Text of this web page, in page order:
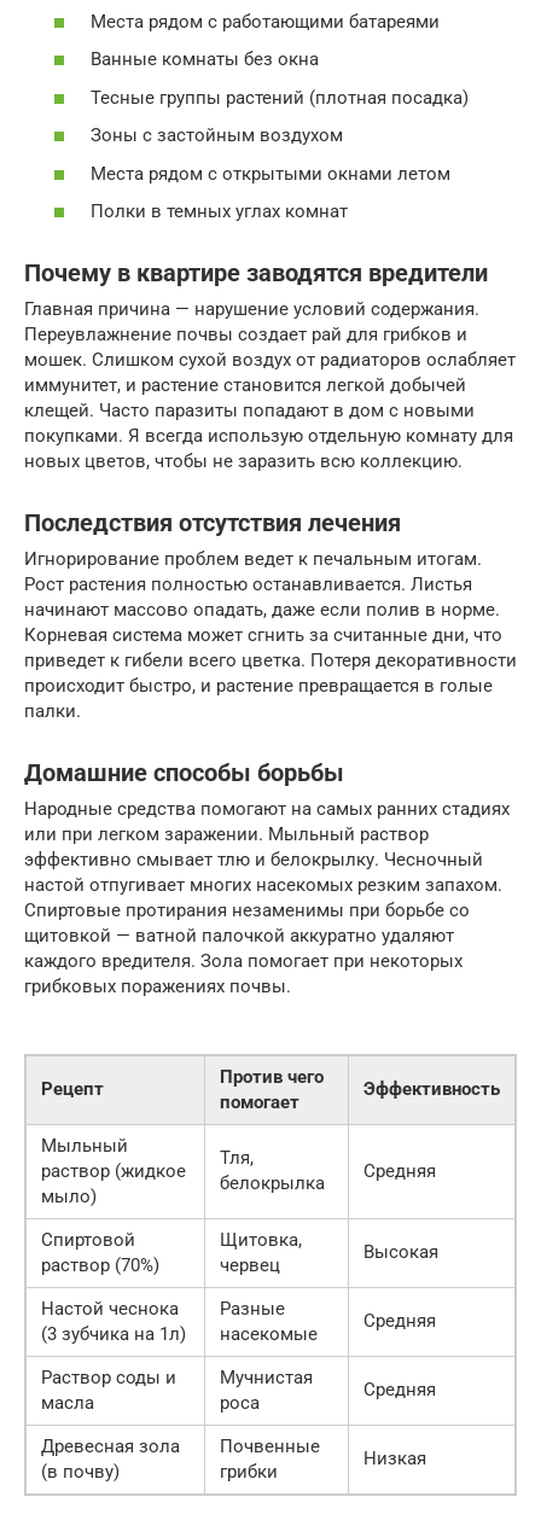
Места рядом с работающими батареями
Ванные комнаты без окна
Тесные группы растений (плотная посадка)
Зоны с застойным воздухом
Места рядом с открытыми окнами летом
Полки в темных углах комнат
Почему в квартире заводятся вредители
Главная причина — нарушение условий содержания.
Переувлажнение почвы создает рай для грибков и
мошек. Слишком сухой воздух от радиаторов ослабляет
иммунитет, и растение становится легкой добычей
клещей. Часто паразиты попадают в дом с новыми
покупками. Я всегда использую отдельную комнату для
новых цветов, чтобы не заразить всю коллекцию.
Последствия отсутствия лечения
Игнорирование проблем ведет к печальным итогам.
Рост растения полностью останавливается. Листья
начинают массово опадать, даже если полив в норме.
Корневая система может сгнить за считанные дни, что
приведет к гибели всего цветка. Потеря декоративности
происходит быстро, и растение превращается в голые
палки.
Домашние способы борьбы
Народные средства помогают на самых ранних стадиях
или при легком заражении. Мыльный раствор
эффективно смывает тлю и белокрылку. Чесночный
настой отпугивает многих насекомых резким запахом.
Спиртовые протирания незаменимы при борьбе со
щитовкой — ватной палочкой аккуратно удаляют
каждого вредителя. Зола помогает при некоторых
грибковых поражениях почвы.
Рецепт
Против чего
помогает
Эффективность
Мыльный
раствор (жидкое
мыло)
Тля,
белокрылка
Средняя
Спиртовой
раствор (70%)
Щитовка,
червец
Высокая
Настой чеснока
(3 зубчика на 1л)
Разные
насекомые
Средняя
Раствор соды и
масла
Мучнистая
роса
Средняя
Древесная зола
(в почву)
Почвенные
грибки
Низкая